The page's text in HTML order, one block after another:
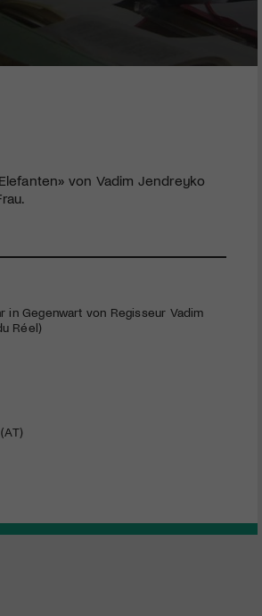
von Vadim Jendreyko
in Gegenwart von Regisseur Vadim
Réel)